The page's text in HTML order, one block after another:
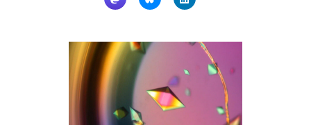
Qui sommes nous ?